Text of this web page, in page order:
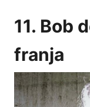
11. Bob
franja